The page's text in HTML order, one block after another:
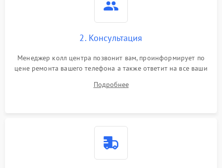
2. Консультация
Менеджер колл центра позвонит вам, проинформирует по
цене ремонта вашего телефона а также ответит на все ваши
Подробнее